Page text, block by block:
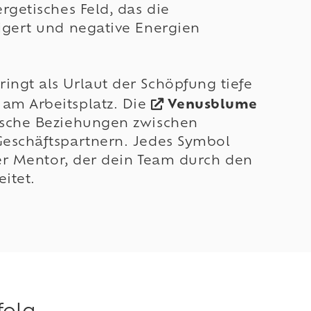
Feld, das die
und negative Energien
als Urlaut der Schöpfung tiefe
Arbeitsplatz. Die
Venusblume
Beziehungen zwischen
Jedes Symbol
Mentor, der dein Team durch den